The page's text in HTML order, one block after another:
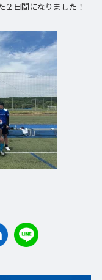
日間になりました！